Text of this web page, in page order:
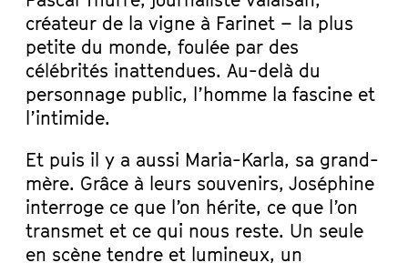
créateur de la vigne à Farinet – la plus
petite du monde, foulée par des
célébrités inattendues. Au-delà du
personnage public, l’homme la fascine et
l’intimide.
Et puis il y a aussi Maria-Karla, sa grand-
mère. Grâce à leurs souvenirs, Joséphine
interroge ce que l’on hérite, ce que l’on
transmet et ce qui nous reste. Un seule
en scène tendre et lumineux, un